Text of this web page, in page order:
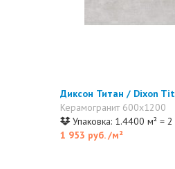
Диксон Титан / Dixon
Керамогранит 600x1200
Упаковка: 1.4400 м² = 2
1 953 руб./м²